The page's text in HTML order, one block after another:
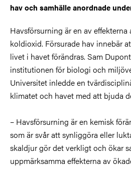
hav och samhälle anordnade
Havsförsurning är en av
koldioxid. Försurade hav innebär
livet i havet förändras. Sam
institutionen för biologi och
Universitet inledde en
klimatet och havet med att bjuda
– Havsförsurning är en kemisk
som är svår att synliggöra eller
skaldjur gör det verkligt och ökar
uppmärksamma effekterna av